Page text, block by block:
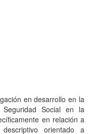
en desarrollo en la
Social en la
en relación a
orientado a